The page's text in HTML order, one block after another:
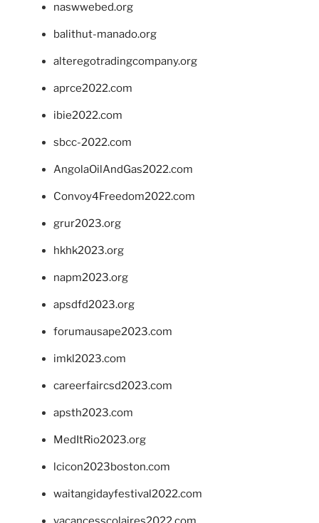
naswwebed.org
balithut-manado.org
alteregotradingcompany.org
aprce2022.com
ibie2022.com
sbcc-2022.com
AngolaOilAndGas2022.com
Convoy4Freedom2022.com
grur2023.org
hkhk2023.org
napm2023.org
apsdfd2023.org
forumausape2023.com
imkl2023.com
careerfaircsd2023.com
apsth2023.com
MedItRio2023.org
lcicon2023boston.com
waitangidayfestival2022.com